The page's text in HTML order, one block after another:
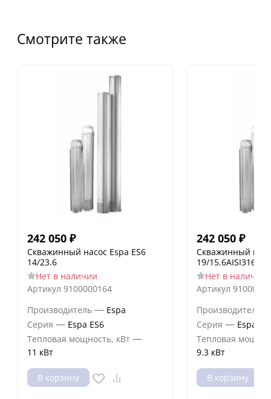
Смотрите также
242 050 ₽
Скважинный насос Espa ES6
14/23.6
Нет в наличии
Артикул 9100000164
Производитель — Espa
Серия — Espa ES6
Тепловая мощность, кВт —
11 кВт
В корзину
242 050 ₽
Скважинный
19/15.6AISI316
Нет в наличии
Артикул
Производитель
Серия — Espa
Тепловая
9.3 кВт
В корзину